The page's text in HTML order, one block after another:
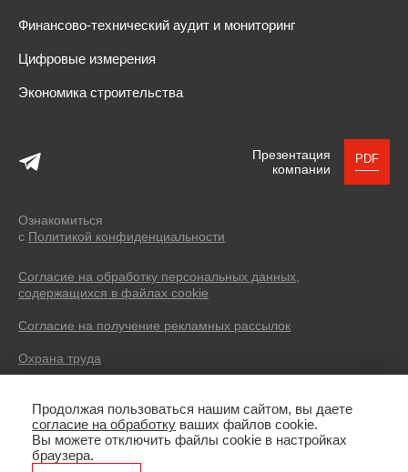
Финансово-технический аудит и мониторинг
Цифровые измерения
Экономика строительства
Презентация
компании
PDF
Ознакомиться
с Политикой конфиденциальности
Согласие на обработку персональных данных,
содержащихся в файлах cookie
Согласие на получение рекламных рассылок
Охрана труда
© 2004 — 2026 SEVERIN DEVELOPMENT.
Все права защищены. Все фотоматериалы, размещенные на
сайте, имеют лицензии, не являются рекламой, носят
иллюстративный характер. Копирование текстов без указания
Продолжая пользоваться нашим сайтом, вы даете
согласие на обработку ваших файлов cookie.
Вы можете отключить файлы cookie в настройках
браузера.